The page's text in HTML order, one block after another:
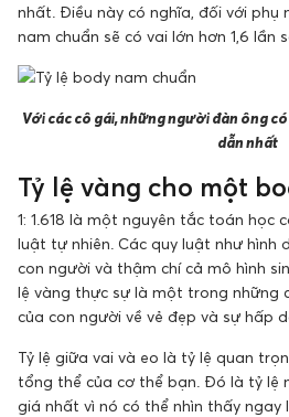
nhất. Điều này có nghĩa, đối với phụ
nam chuẩn sẽ có vai lớn hơn 1,6 lần
Với các cô gái, những người đàn ông có
dẫn nhất
Tỷ lệ vàng cho một
1: 1.618 là một nguyên tắc toán học
luật tự nhiên. Các quy luật như hình
con người và thậm chí cả mô hình
lệ vàng thực sự là một trong những
của con người về vẻ đẹp và sự hấp
Tỷ lệ giữa vai và eo là tỷ lệ quan
tổng thể của cơ thể bạn. Đó là tỷ lệ
giá nhất vì nó có thể nhìn thấy ngay